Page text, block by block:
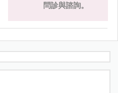
問診與諮詢。